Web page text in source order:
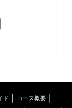
ド コース概要